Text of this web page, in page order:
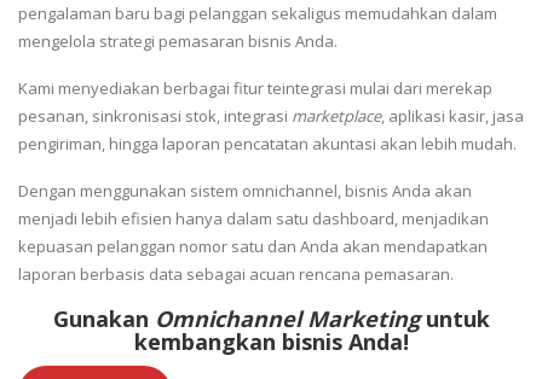
pengalaman baru bagi pelanggan sekaligus memudahkan dalam
mengelola strategi pemasaran bisnis Anda.
Kami menyediakan berbagai fitur teintegrasi mulai dari merekap
pesanan, sinkronisasi stok, integrasi marketplace, aplikasi kasir, jasa
pengiriman, hingga laporan pencatatan akuntasi akan lebih mudah.
Dengan menggunakan sistem omnichannel, bisnis Anda akan
menjadi lebih efisien hanya dalam satu dashboard, menjadikan
kepuasan pelanggan nomor satu dan Anda akan mendapatkan
laporan berbasis data sebagai acuan rencana pemasaran.
Gunakan Omnichannel Marketinguntuk
kembangkan bisnis Anda!